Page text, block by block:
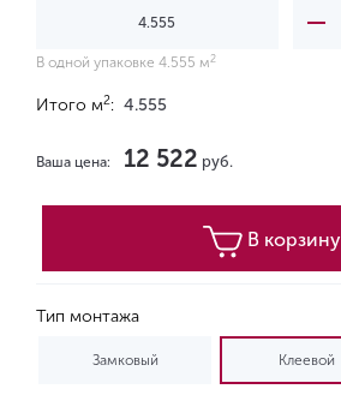
В одной упаковке 4.555 м 2
Итого м2: 4.555
Ваша цена: 12 522 руб.
В корзину
Тип монтажа
Замковый Клеевой